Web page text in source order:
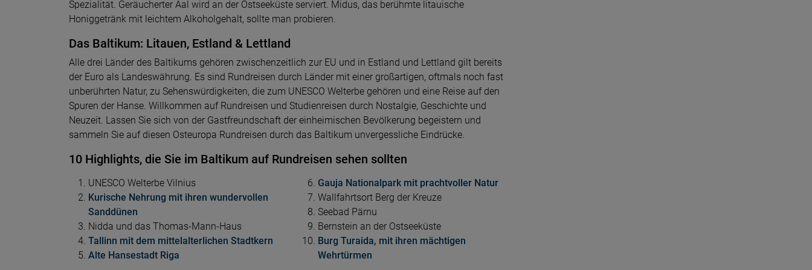
Spezialität. Geräucherter Aal wird an der Ostseeküste serviert. Midus, das berühmte litauische
Honiggetränk mit leichtem Alkoholgehalt, sollte man probieren.
Das Baltikum: Litauen, Estland & Lettland
Alle drei Länder des Baltikums gehören zwischenzeitlich zur EU und in Estland und Lettland gilt bereits
der Euro als Landeswährung. Es sind Rundreisen durch Länder mit einer großartigen, oftmals noch fast
unberührten Natur, zu Sehenswürdigkeiten, die zum UNESCO Welterbe gehören und eine Reise auf den
Spuren der Hanse. Willkommen auf Rundreisen und Studienreisen durch Nostalgie, Geschichte und
Neuzeit. Lassen Sie sich von der Gastfreundschaft der einheimischen Bevölkerung begeistern und
sammeln Sie auf diesen Osteuropa Rundreisen durch das Baltikum unvergessliche Eindrücke.
10 Highlights, die Sie im Baltikum auf Rundreisen sehen sollten
UNESCO Welterbe Vilnius
Kurische Nehrung mit ihren wundervollen
Sanddünen
Nidda und das Thomas-Mann-Haus
Tallinn mit dem mittelalterlichen Stadtkern
Alte Hansestadt Riga
Gauja Nationalpark mit prachtvoller Natur
Wallfahrtsort Berg der Kreuze
Seebad Pärnu
Bernstein an der Ostseeküste
Burg Turaida, mit ihren mächtigen
Wehrtürmen